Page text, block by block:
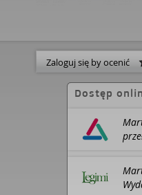
Kiedy jednak w mieście
porwania córki gubernatora,
jaw.Szukając martwych dusz na
w coraz to niższe kręgi,
by wreszcie spotkać samego
Zaloguj się by ocenić
Dostęp